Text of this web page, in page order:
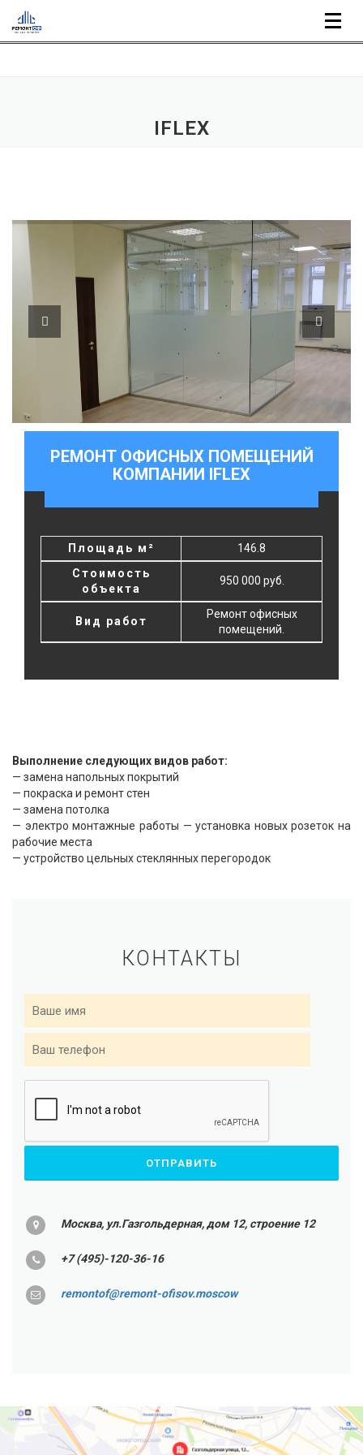
Перейти к содержимому
Меню
IFLEX
РЕМОНТ ОФИСНЫХ ПОМЕЩЕНИЙ
КОМПАНИИ IFLEX
Площадь м²
146.8
Стоимость
объекта
950 000 руб.
Вид работ
Ремонт офисных
помещений.
Выполнение следующих видов работ:
— замена напольных покрытий
— покраска и ремонт стен
— замена потолка
— электро монтажные работы — установка новых розеток на
рабочие места
— устройство цельных стеклянных перегородок
КОНТАКТЫ
Москва, ул.Газгольдерная, дом 12, строение 12
+7 (495)-120-36-16
remontof@remont-ofisov.moscow